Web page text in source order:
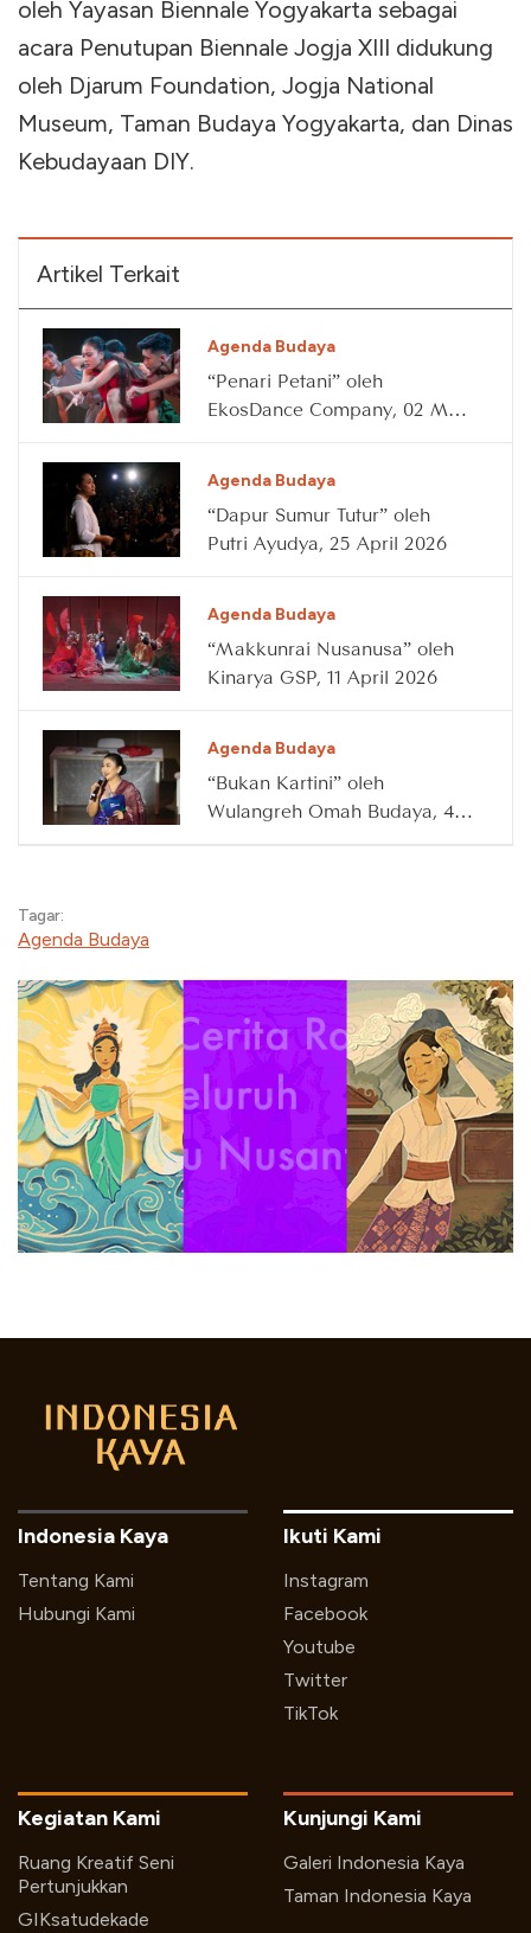
oleh Yayasan Biennale Yogyakarta sebagai
acara Penutupan Biennale Jogja XIII didukung
oleh Djarum Foundation, Jogja National
Museum, Taman Budaya Yogyakarta, dan Dinas
Kebudayaan DIY.
Artikel Terkait
Agenda Budaya
“Penari Petani” oleh
EkosDance Company, 02 May
Agenda Budaya
“Dapur Sumur Tutur” oleh
Putri Ayudya, 25 April 2026
Agenda Budaya
“Makkunrai Nusanusa” oleh
Kinarya GSP, 11 April 2026
Agenda Budaya
“Bukan Kartini” oleh
Wulangreh Omah Budaya, 4
Tagar:
Agenda Budaya
Indonesia Kaya
Tentang Kami
Hubungi Kami
Ikuti Kami
Instagram
Facebook
Youtube
Twitter
TikTok
Kegiatan Kami
Ruang Kreatif Seni
Pertunjukkan
GIKsatudekade
Kunjungi Kami
Galeri Indonesia Kaya
Taman Indonesia Kaya